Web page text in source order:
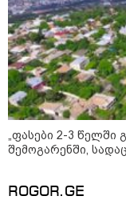
„ფასები 2-3 წელში
შემოგარენში,
ROGOR.GE